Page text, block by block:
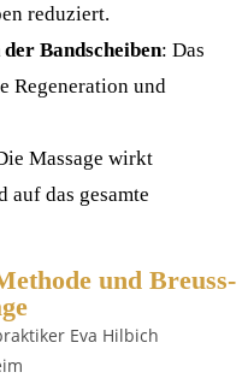
reduziert.
Bandscheiben: Das
Regeneration und
Massage wirkt
auf das gesamte
und Breuss-